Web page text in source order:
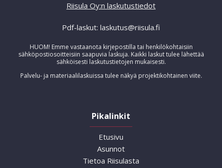
Riisula Oy:n laskutustiedot
Pdf-laskut: laskutus@riisula.fi
HUOM! Emme vastaanota kirjepostilla tai henkilökohtaisiin
sähköpostiosoitteisiin saapuvia laskuja. Kaikki laskut tulee lähettää
sähköisesti laskutustietojen mukaisesti.
Palvelu- ja materiaalilaskuissa tulee näkyä projektikohtainen viite.
Pikalinkit
Etusivu
Asunnot
Tietoa Riisulasta